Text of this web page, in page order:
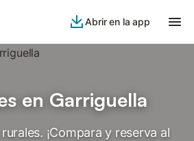
Abrir en la app
en Garriguella
¡Compara y reserva al